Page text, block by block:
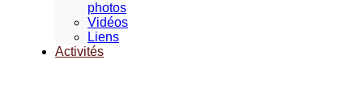
photos
Vidéos
Liens
Activités